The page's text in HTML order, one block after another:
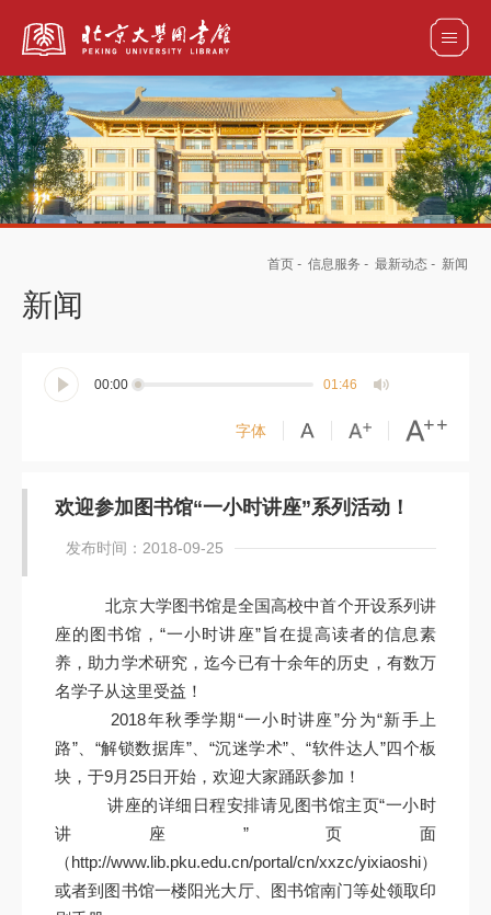
全部资源
首页 - 信息服务 - 最新动态 - 新闻
新闻
00:00 01:46
字体
欢迎参加图书馆“一小时讲座”系列活动！
发布时间：2018-09-25
北京大学图书馆是全国高校中首个开设系列讲
座的图书馆，“一小时讲座”旨在提高读者的信息素
养，助力学术研究，迄今已有十余年的历史，有数万
名学子从这里受益！
2018年秋季学期“一小时讲座”分为“新手上
路”、“解锁数据库”、“沉迷学术”、“软件达人”四个板
块，于9月25日开始，欢迎大家踊跃参加！
讲座的详细日程安排请见图书馆主页“一小时
讲座”页面
（http://www.lib.pku.edu.cn/portal/cn/xxzc/yixiaoshi）,
或者到图书馆一楼阳光大厅、图书馆南门等处领取印